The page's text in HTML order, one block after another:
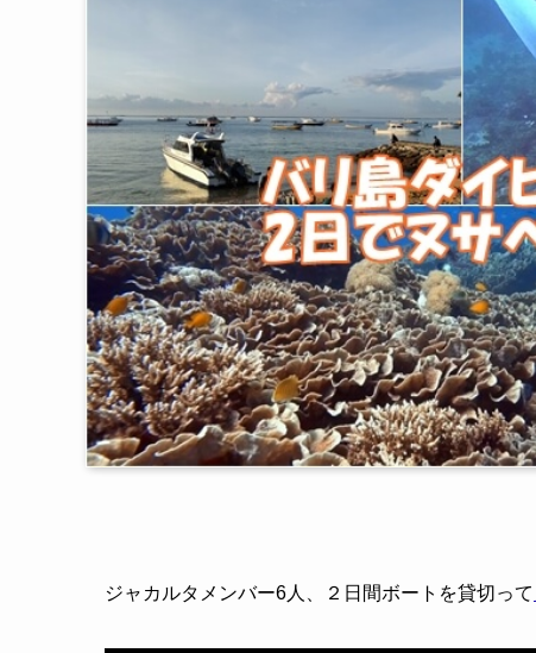
ジャカルタメンバー6人、２日間ボートを貸切って